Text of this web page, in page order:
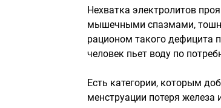
Нехватка электролитов
мышечными спазмами,
рационом такого дефицита
человек пьет воду по
Есть категории, которым
менструации потеря железа